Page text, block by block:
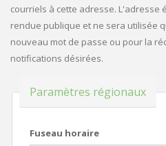
courriels à cette adresse. L'adresse
rendue publique et ne sera utilisée
nouveau mot de passe ou pour la
notifications désirées.
Masquer
Paramètres régionaux
Fuseau horaire